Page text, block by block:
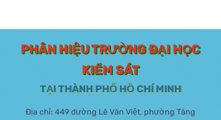
PHÂN HIỆU TRƯỜNG ĐẠI HỌC
KIỂM SÁT
TẠI THÀNH PHỐ HỒ CHÍ MINH
Địa chỉ: 449 đường Lê Văn Việt, phường Tăng